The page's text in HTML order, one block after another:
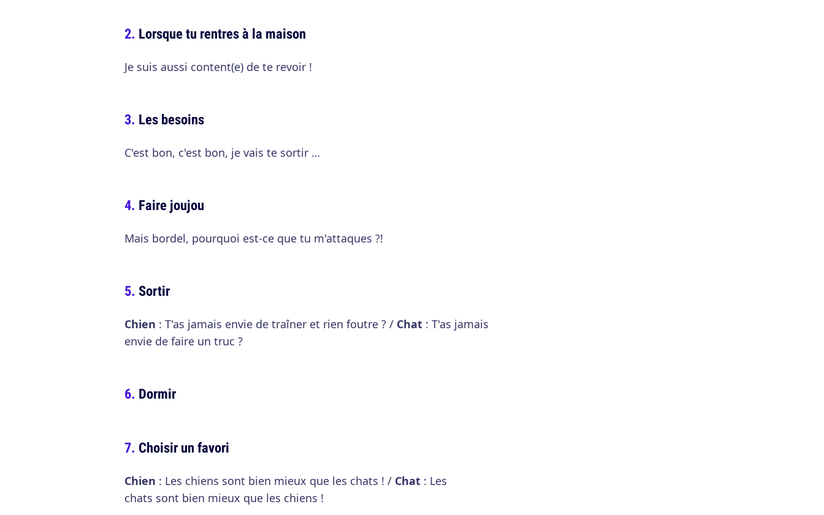
Lorsque tu rentres à la maison
Je suis aussi content(e) de te revoir !
Les besoins
C'est bon, c'est bon, je vais te sortir …
Faire joujou
Mais bordel, pourquoi est-ce que tu m'attaques ?!
Sortir
Chien : T'as jamais envie de traîner et rien foutre ? / Chat : T'as jamais
envie de faire un truc ?
Dormir
Choisir un favori
Chien : Les chiens sont bien mieux que les chats ! / Chat : Les
chats sont bien mieux que les chiens !